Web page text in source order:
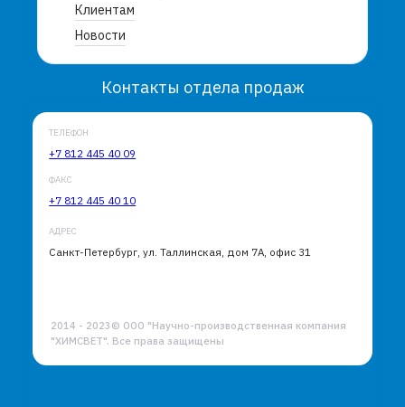
Клиентам
Новости
Контакты отдела продаж
ТЕЛЕФОН
+7 812 445 40 09
ФАКС
+7 812 445 40 10
АДРЕС
Санкт-Петербург, ул. Таллинская, дом 7А, офис 31
2014 - 2023© ООО "Научно-производственная компания
"ХИМСВЕТ". Все права защищены